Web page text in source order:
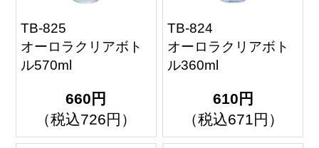
TB-825
オーロラクリアボト
ル570ml
660円
（税込726円）
TB-824
オーロラクリアボト
ル360ml
610円
（税込671円）